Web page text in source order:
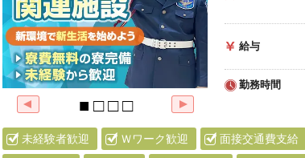
給与
勤務時間
未経験者歓迎 Ｗワーク歓迎 面接交通費支給